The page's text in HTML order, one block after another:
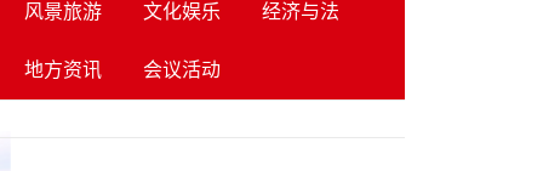
风景旅游 文化娱乐 经济与法
地方资讯 会议活动